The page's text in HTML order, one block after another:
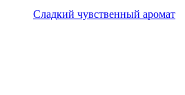
Сладкий чувственный аромат